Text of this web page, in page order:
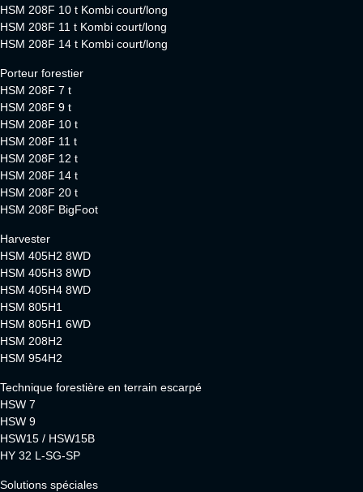
HSM 208F 10 t Kombi court/long
HSM 208F 11 t Kombi court/long
HSM 208F 14 t Kombi court/long
Porteur forestier
HSM 208F 7 t
HSM 208F 9 t
HSM 208F 10 t
HSM 208F 11 t
HSM 208F 12 t
HSM 208F 14 t
HSM 208F 20 t
HSM 208F BigFoot
Harvester
HSM 405H2 8WD
HSM 405H3 8WD
HSM 405H4 8WD
HSM 805H1
HSM 805H1 6WD
HSM 208H2
HSM 954H2
Technique forestière en terrain escarpé
HSW 7
HSW 9
HSW15 / HSW15B
HY 32 L-SG-SP
Solutions spéciales